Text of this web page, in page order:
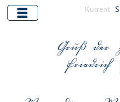
Kurrent